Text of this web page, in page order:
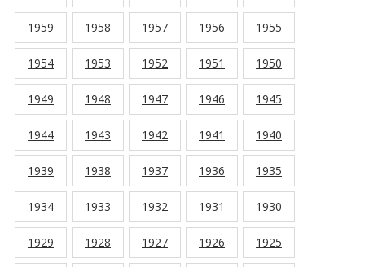
1959 1958 1957 1956 1955
1954 1953 1952 1951 1950
1949 1948 1947 1946 1945
1944 1943 1942 1941 1940
1939 1938 1937 1936 1935
1934 1933 1932 1931 1930
1929 1928 1927 1926 1925